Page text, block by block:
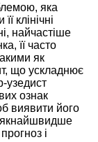
яка
клінічні
найчастіше
її часто
як
що ускладнює
узедист
ознак
виявити його
якнайшвидше
і